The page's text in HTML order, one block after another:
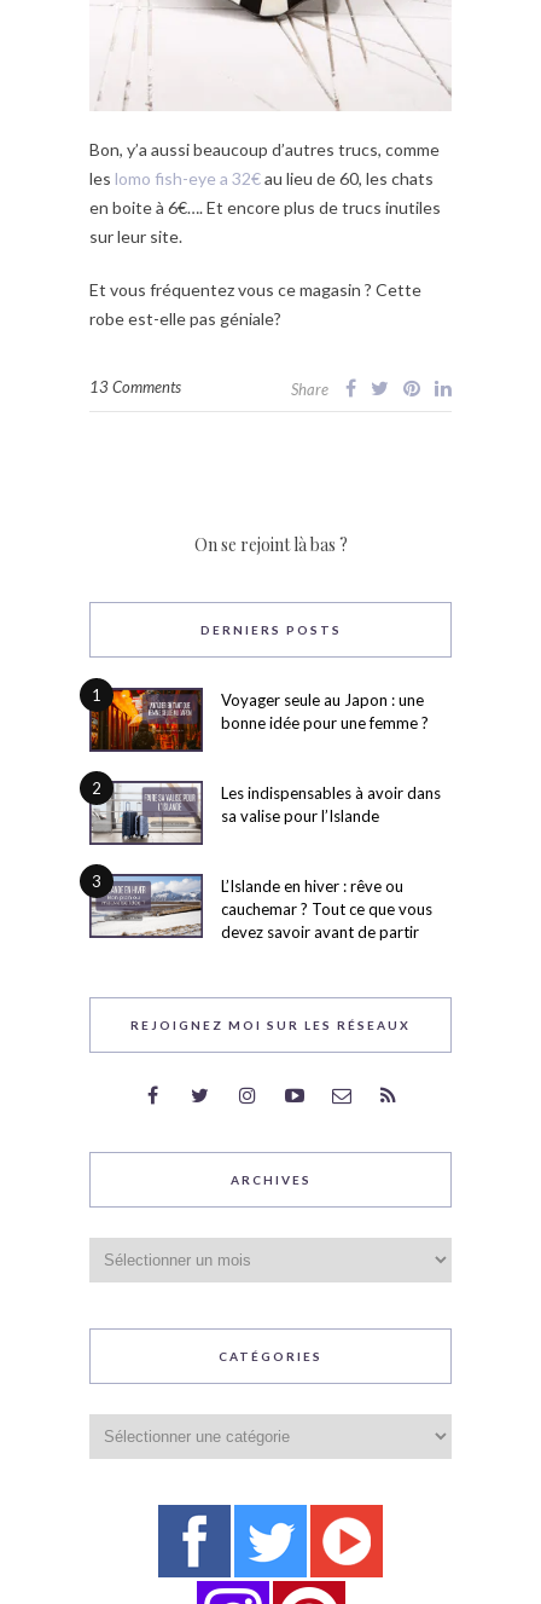
Bon, y’a aussi beaucoup d’autres trucs, comme
les lomo fish-eye a 32€au lieu de 60, les chats
en boite à 6€…. Et encore plus de trucs inutiles
sur leur site.
Et vous fréquentez vous ce magasin ? Cette
robe est-elle pas géniale?
13 Comments Share
On se rejoint là bas ?
DERNIERS POSTS
1
Voyager seule au Japon : une
bonne idée pour une femme ?
2
Les indispensables à avoir dans
sa valise pour l’Islande
3
L’Islande en hiver : rêve ou
cauchemar ? Tout ce que vous
devez savoir avant de partir
REJOIGNEZ MOI SUR LES RÉSEAUX
ARCHIVES
CATÉGORIES